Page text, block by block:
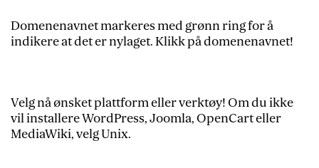
Domenenavnet markeres med grønn ring for å
indikere at det er nylaget. Klikk på domenenavnet!
Velg nå ønsket plattform eller verktøy! Om du ikke
vil installere WordPress, Joomla, OpenCart eller
MediaWiki, velg Unix.